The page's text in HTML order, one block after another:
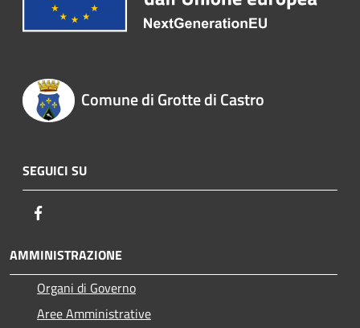
Comune di Grotte di Castro
SEGUICI SU
AMMINISTRAZIONE
Organi di Governo
Aree Amministrative